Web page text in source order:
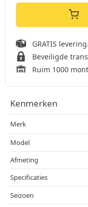
GRATIS levering.
Beveiligde
Ruim 1000
Kenmerken
Merk
Model
Afmeting
Specificaties
Seizoen